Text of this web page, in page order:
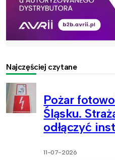
Najczęściej czytane
Pożar
Śląsku.
odłączyć
11-07-2026